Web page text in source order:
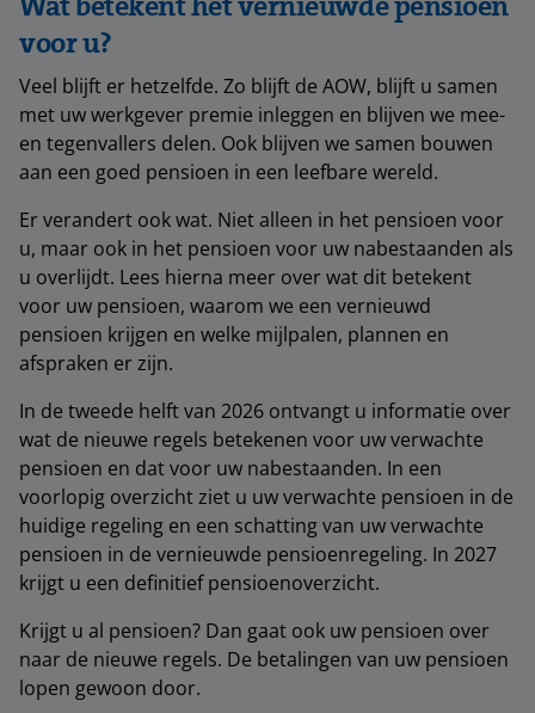
voor u?
Veel blijft er hetzelfde. Zo blijft de AOW, blijft u samen
met uw werkgever premie inleggen en blijven we mee-
en tegenvallers delen. Ook blijven we samen bouwen
aan een goed pensioen in een leefbare wereld.
Er verandert ook wat. Niet alleen in het pensioen voor
u, maar ook in het pensioen voor uw nabestaanden als
u overlijdt. Lees hierna meer over wat dit betekent
voor uw pensioen, waarom we een vernieuwd
pensioen krijgen en welke mijlpalen, plannen en
afspraken er zijn.
In de tweede helft van 2026 ontvangt u informatie over
wat de nieuwe regels betekenen voor uw verwachte
pensioen en dat voor uw nabestaanden. In een
voorlopig overzicht ziet u uw verwachte pensioen in de
huidige regeling en een schatting van uw verwachte
pensioen in de vernieuwde pensioenregeling. In 2027
krijgt u een definitief pensioenoverzicht.
Krijgt u al pensioen? Dan gaat ook uw pensioen over
naar de nieuwe regels. De betalingen van uw pensioen
lopen gewoon door.